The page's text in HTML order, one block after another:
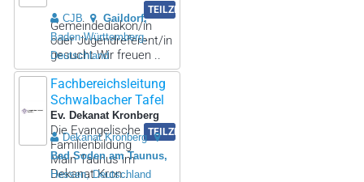
TEILZEIT
Gemeindediakon/in
oder Jugendreferent/in
gesucht Wir freuen ..
CJB
Gaildorf
Baden-Württemberg,
Deutschland
Fachbereichsleitung
Schwalbacher Tafel
Ev. Dekanat Kronberg
TEILZEIT
Die Evangelische
Familienbildung
Main Taunus im
Dekanat Kron..
Dekanat Kronberg
Bad Soden am Taunus
Hessen, Deutschland